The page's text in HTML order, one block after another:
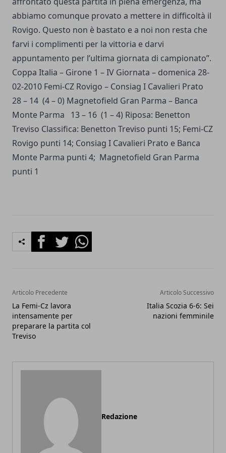
abbiamo comunque provato a mettere in difficoltà il
Rovigo. Questo non è bastato e a noi non resta che
farvi i complimenti per la vittoria e darvi
appuntamento per l’ultima giornata di campionato”.
Coppa Italia – Girone 1 – IV Giornata – domenica 28-
02-2010 Femi-CZ Rovigo – Consiag I Cavalieri Prato
28 – 14 (4 – 0) Magnetofield Gran Parma – Banca
Monte Parma 13 – 16 (1 – 4) Riposa: Benetton
Treviso Classifica: Benetton Treviso punti 15; Femi-CZ
Rovigo punti 14; Consiag I Cavalieri Prato e Banca
Monte Parma punti 4; Magnetofield Gran Parma
punti 1
FacebookTwitterWhatsapp
Articolo Precedente
La Femi-Cz lavora
intensamente per
preparare la partita col
Treviso
Articolo Successivo
Italia Scozia 6-6: Sei
nazioni femminile
Redazione